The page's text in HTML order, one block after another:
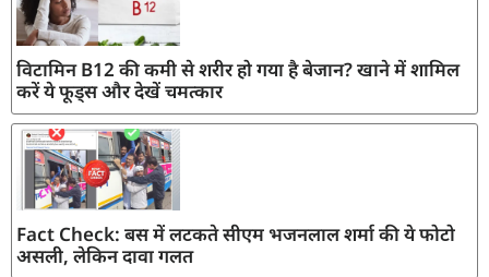
विटामिन B12 की कमी से शरीर हो गया है बेजान? खाने में शामिल
करें ये फूड्स और देखें चमत्कार
Fact Check: बस में लटकते सीएम भजनलाल शर्मा की ये फोटो
असली, लेकिन दावा गलत